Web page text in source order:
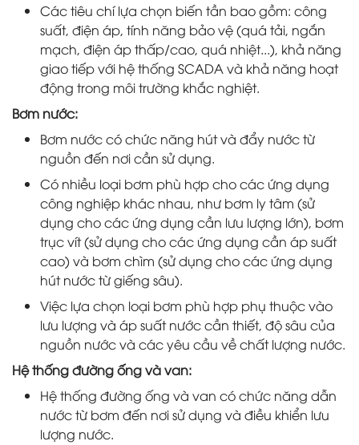
Các tiêu chí lựa chọn biến tần bao gồm: công
suất, điện áp, tính năng bảo vệ (quá tải, ngắn
mạch, điện áp thấp/cao, quá nhiệt...), khả năng
giao tiếp với hệ thống SCADA và khả năng hoạt
động trong môi trường khắc nghiệt.
Bơm nước:
Bơm nước có chức năng hút và đẩy nước từ
nguồn đến nơi cần sử dụng.
Có nhiều loại bơm phù hợp cho các ứng dụng
công nghiệp khác nhau, như bơm ly tâm (sử
dụng cho các ứng dụng cần lưu lượng lớn), bơm
trục vít (sử dụng cho các ứng dụng cần áp suất
cao) và bơm chìm (sử dụng cho các ứng dụng
hút nước từ giếng sâu).
Việc lựa chọn loại bơm phù hợp phụ thuộc vào
lưu lượng và áp suất nước cần thiết, độ sâu của
nguồn nước và các yêu cầu về chất lượng nước.
Hệ thống đường ống và van:
Hệ thống đường ống và van có chức năng dẫn
nước từ bơm đến nơi sử dụng và điều khiển lưu
lượng nước.